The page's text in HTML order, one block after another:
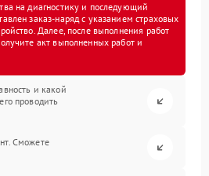
на диагностику и последующий
заказ-наряд с указанием страховых
Далее, после выполнения работ
акт выполненных работ и
и какой
проводить
Сможете